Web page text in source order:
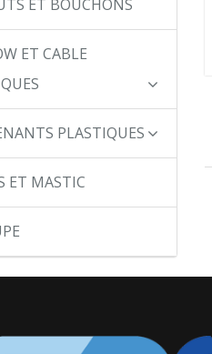
ET BOUCHONS
ET CABLE
PLASTIQUES
ET MASTIC